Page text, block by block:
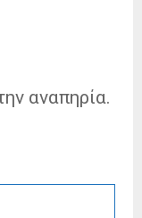
αναπηρία.